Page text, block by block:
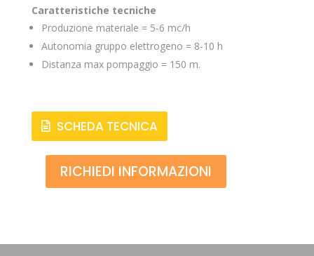
Caratteristiche tecniche
Produzione materiale = 5-6 mc/h
Autonomia gruppo elettrogeno = 8-10 h
Distanza max pompaggio = 150 m.
SCHEDA TECNICA
RICHIEDI INFORMAZIONI